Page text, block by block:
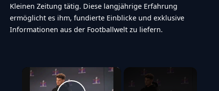
Kleinen Zeitung tätig. Diese langjährige Erfahrung
ermöglicht es ihm, fundierte Einblicke und exklusive
Informationen aus der Footballwelt zu liefern.
×